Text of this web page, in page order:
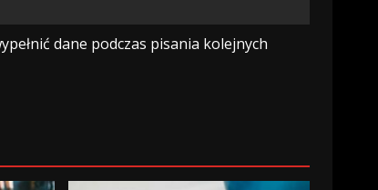
dane podczas pisania kolejnych